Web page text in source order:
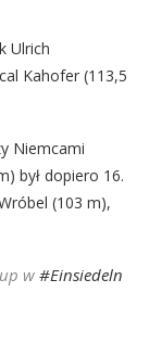
Ulrich
Kahofer (113,5
Niemcami
był dopiero 16.
(103 m),
w #Einsiedeln